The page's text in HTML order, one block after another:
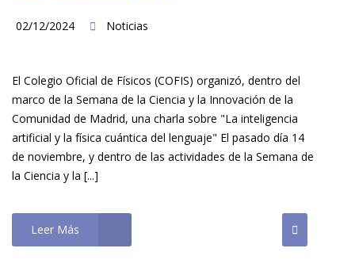
02/12/2024 Noticias
El Colegio Oficial de Físicos (COFIS) organizó, dentro del
marco de la Semana de la Ciencia y la Innovación de la
Comunidad de Madrid, una charla sobre "La inteligencia
artificial y la física cuántica del lenguaje" El pasado día 14
de noviembre, y dentro de las actividades de la Semana de
la Ciencia y la [...]
Leer Más